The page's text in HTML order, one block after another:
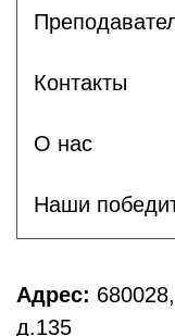
Контакты
О нас
Наши
Адрес:
д.135